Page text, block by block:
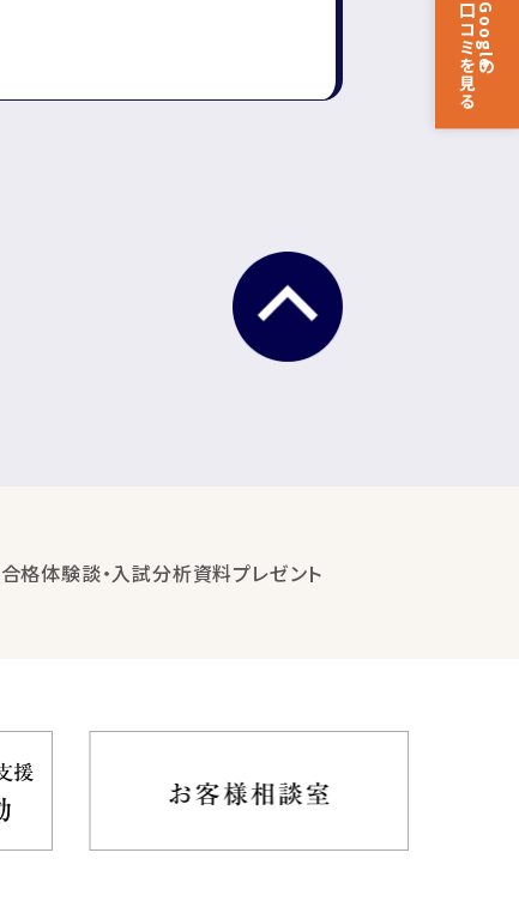
合格体験談・入試分析資料プレゼント
Googleの
口コミを見る